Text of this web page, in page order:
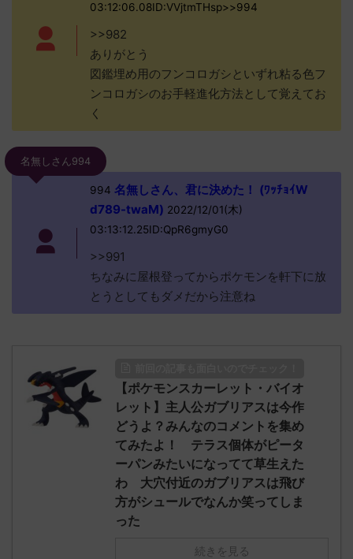
03:12:06.08ID:VVjtmTHsp>>994
>>982
ありがとう
図鑑埋め用のフンコロガシといずれ粘る色フ
ンコロガシのお手軽進化方法として覚えてお
く
名無しさん994
994 名無しさん、君に決めた！ (ﾜｯﾁｮｲW
d789-twaM) 2022/12/01(木)
03:13:12.25ID:QpR6gmyG0
>>991
ちなみに屋根登ってからポケモンを軒下に放
とうとしてもダメだから注意ね
【ポケモンスカーレット・バイオ
レット】主人公ガブリアスは今作
どうよ？みんなのコメントを集め
てみたよ！ テラス個体がピータ
ーパンみたいになってて草生えた
わ 大穴付近のガブリアスは飛び
方がシュールでなんか笑ってしま
った
続きを見る